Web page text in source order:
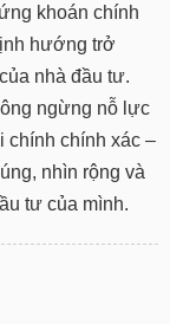
khoán chính
hướng trở
nhà đầu tư.
ngừng nỗ lực
chính chính xác –
nhìn rộng và
tư của mình.